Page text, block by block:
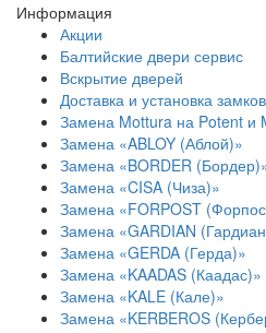
Информация
Акции
Балтийские двери сервис
Вскрытие дверей
Доставка и установка замков
Замена Mottura на Potent и
Замена «ABLOY (Аблой)»
Замена «BORDER
Замена «CISA (Чиза)»
Замена «FORPOST
Замена «GARDIAN
Замена «GERDA (Герда)»
Замена «KAADAS (Каадас)»
Замена «KALE (Кале)»
Замена «KERBEROS